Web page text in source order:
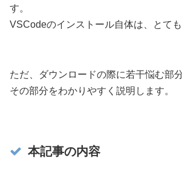
す。
VSCodeのインストール自体は、とても
ただ、ダウンロードの際に若干悩む部
その部分をわかりやすく説明します。
本記事の内容